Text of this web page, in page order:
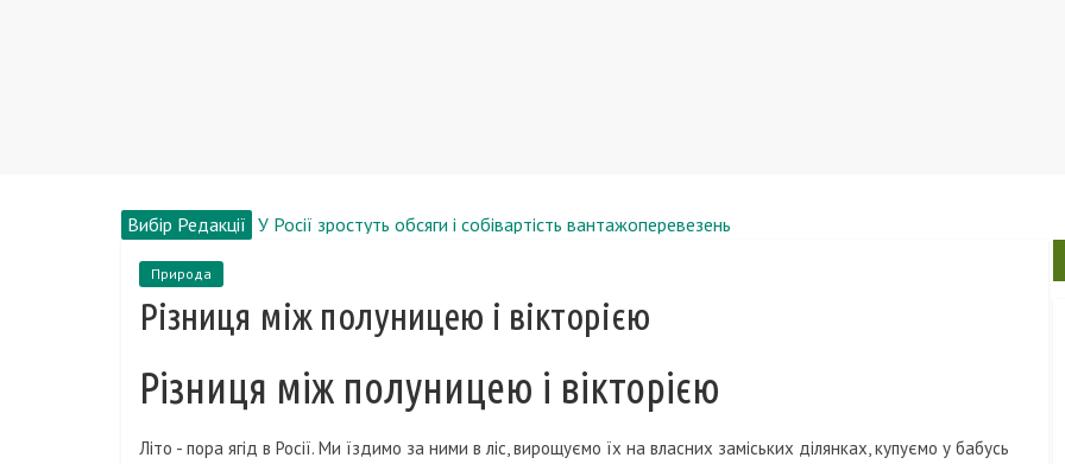
Вибір Редакції У Росії зростуть обсяги і собівартість вантажоперевезень
8 собак з дивовижними здібностями
У Лондоні працює ліфт, стіни якого покриті кексами
Природа
Різниця між полуницею і вікторією
Різниця між полуницею і вікторією
Літо - пора ягід в Росії. Ми їздимо за ними в ліс, вирощуємо їх на власних заміських ділянках, купуємо у бабусь